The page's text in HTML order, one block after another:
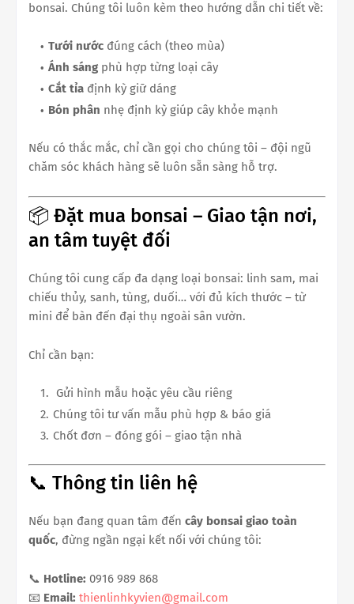
bonsai. Chúng tôi luôn kèm theo hướng dẫn chi tiết về:
Tưới nước đúng cách (theo mùa)
Ánh sáng phù hợp từng loại cây
Cắt tỉa định kỳ giữ dáng
Bón phân nhẹ định kỳ giúp cây khỏe mạnh
Nếu có thắc mắc, chỉ cần gọi cho chúng tôi – đội ngũ
chăm sóc khách hàng sẽ luôn sẵn sàng hỗ trợ.
📦 Đặt mua bonsai – Giao tận nơi,
an tâm tuyệt đối
Chúng tôi cung cấp đa dạng loại bonsai: linh sam, mai
chiếu thủy, sanh, tùng, duối… với đủ kích thước – từ
mini để bàn đến đại thụ ngoài sân vườn.
Chỉ cần bạn:
Gửi hình mẫu hoặc yêu cầu riêng
Chúng tôi tư vấn mẫu phù hợp & báo giá
Chốt đơn – đóng gói – giao tận nhà
📞 Thông tin liên hệ
Nếu bạn đang quan tâm đến cây bonsai giao toàn
quốc, đừng ngần ngại kết nối với chúng tôi:
📞 Hotline: 0916 989 868
📧 Email: thienlinhkyvien@gmail.com